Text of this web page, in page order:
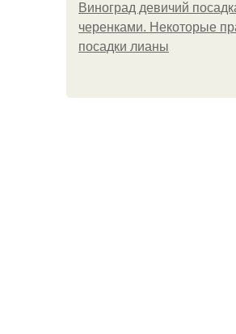
Виноград девичий
черенками. Некоторые
посадки лианы